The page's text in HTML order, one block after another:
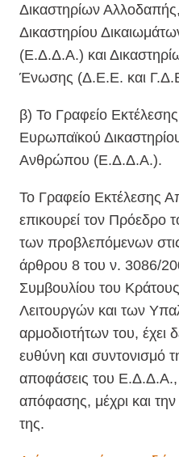
Δικαστηρίων
Δικαστηρίου
(Ε.Δ.Δ.Α.) και
Ένωσης (Δ.Ε.Ε. και
β) Το Γραφείο
Ευρωπαϊκού
Ανθρώπου (Ε.Δ.Δ.Α.).
Το Γραφείο Εκτέλεσης
επικουρεί τον Πρόεδρο
των προβλεπόμενων
άρθρου 8 του ν. 3086/
Συμβουλίου του
Λειτουργών και των
αρμοδιοτήτων του, έχει
ευθύνη και συντονισμό
αποφάσεις του Ε.Δ.Δ.Α.,
απόφασης, μέχρι και την
της.